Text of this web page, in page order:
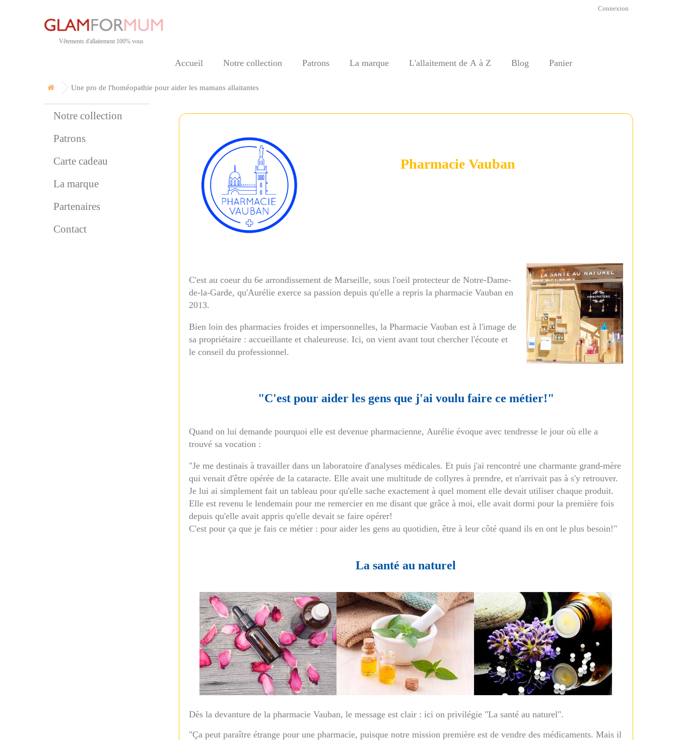
Connexion
Vêtements d'allaitement 100% vous
Accueil Notre collection Patrons La marque L'allaitement de A à Z Blog Panier
Une pro de l'homéopathie pour aider les mamans allaitantes
Notre collection
Patrons
Carte cadeau
La marque
Partenaires
Contact
Pharmacie Vauban
C'est au coeur du 6e arrondissement de Marseille, sous l'oeil protecteur de Notre-Dame-
de-la-Garde, qu'Aurélie exerce sa passion depuis qu'elle a repris la pharmacie Vauban en
2013.
Bien loin des pharmacies froides et impersonnelles, la Pharmacie Vauban est à l'image de
sa propriétaire : accueillante et chaleureuse. Ici, on vient avant tout chercher l'écoute et
le conseil du professionnel.
"C'est pour aider les gens que j'ai voulu faire ce métier!"
Quand on lui demande pourquoi elle est devenue pharmacienne, Aurélie évoque avec tendresse le jour où elle a
trouvé sa vocation :
"Je me destinais à travailler dans un laboratoire d'analyses médicales. Et puis j'ai rencontré une charmante grand-mère
qui venait d'être opérée de la cataracte. Elle avait une multitude de collyres à prendre, et n'arrivait pas à s'y retrouver.
Je lui ai simplement fait un tableau pour qu'elle sache exactement à quel moment elle devait utiliser chaque produit.
Elle est revenu le lendemain pour me remercier en me disant que grâce à moi, elle avait dormi pour la première fois
depuis qu'elle avait appris qu'elle devait se faire opérer!
C'est pour ça que je fais ce métier : pour aider les gens au quotidien, être à leur côté quand ils en ont le plus besoin!"
La santé au naturel
Dès la devanture de la pharmacie Vauban, le message est clair : ici on privilégie "La santé au naturel".
"Ça peut paraître étrange pour une pharmacie, puisque notre mission première est de vendre des médicaments. Mais il